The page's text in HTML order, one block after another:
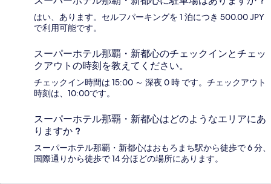
はい、あります。セルフパーキングを 1 泊につき 500.00 JPY
で利用可能です。
スーパーホテル那覇・新都心のチェックインとチェッ
クアウトの時刻を教えてください。
チェックイン時間は 15:00 ～ 深夜 0 時 です。チェックアウト
時刻は、10:00です。
スーパーホテル那覇・新都心はどのようなエリアにあ
りますか ?
スーパーホテル那覇・新都心はおもろまち駅から徒歩で 6 分、
国際通りから徒歩で 14 分ほどの場所にあります。